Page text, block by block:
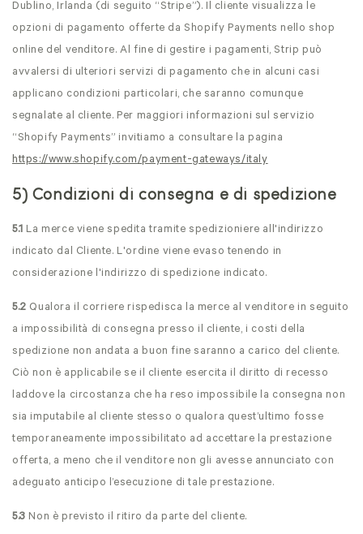
Dublino, Irlanda (di seguito “Stripe”). Il cliente visualizza le
opzioni di pagamento offerte da Shopify Payments nello shop
online del venditore. Al fine di gestire i pagamenti, Strip può
avvalersi di ulteriori servizi di pagamento che in alcuni casi
applicano condizioni particolari, che saranno comunque
segnalate al cliente. Per maggiori informazioni sul servizio
“Shopify Payments” invitiamo a consultare la pagina
https://www.shopify.com/payment-gateways/italy
5) Condizioni di consegna e di spedizione
5.1 La merce viene spedita tramite spedizioniere all'indirizzo
indicato dal Cliente. L'ordine viene evaso tenendo in
considerazione l'indirizzo di spedizione indicato.
5.2 Qualora il corriere rispedisca la merce al venditore in seguito
a impossibilità di consegna presso il cliente, i costi della
spedizione non andata a buon fine saranno a carico del cliente.
Ciò non è applicabile se il cliente esercita il diritto di recesso
laddove la circostanza che ha reso impossibile la consegna non
sia imputabile al cliente stesso o qualora quest’ultimo fosse
temporaneamente impossibilitato ad accettare la prestazione
offerta, a meno che il venditore non gli avesse annunciato con
adeguato anticipo l’esecuzione di tale prestazione.
5.3 Non è previsto il ritiro da parte del cliente.